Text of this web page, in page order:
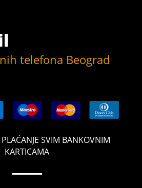
telefona Beograd
SVIM BANKOVNIM
KARTICAMA